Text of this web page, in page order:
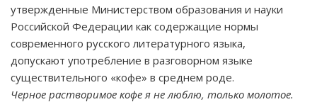
утвержденные Министерством образования и науки
Российской Федерации как содержащие нормы
современного русского литературного языка,
допускают употребление в разговорном языке
существительного «кофе» в среднем роде.
Черное растворимое кофе я не люблю, только молотое.